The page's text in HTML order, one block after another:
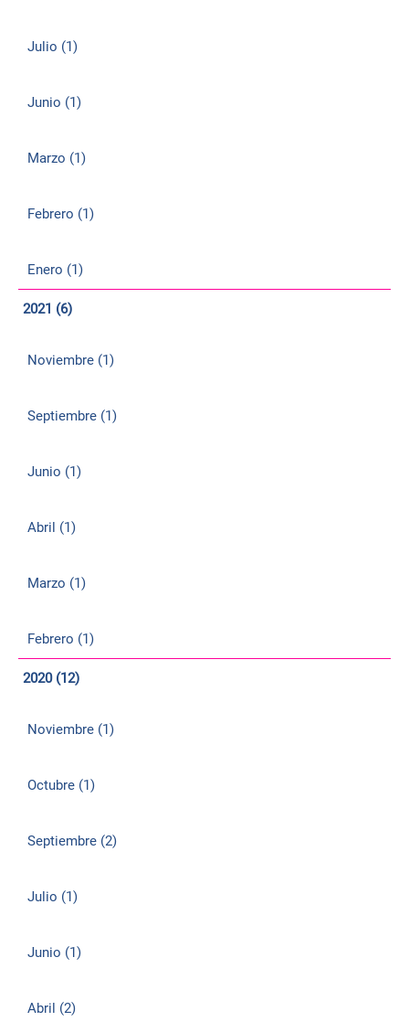
Julio (1)
Junio (1)
Marzo (1)
Febrero (1)
Enero (1)
2021 (6)
Noviembre (1)
Septiembre (1)
Junio (1)
Abril (1)
Marzo (1)
Febrero (1)
2020 (12)
Noviembre (1)
Octubre (1)
Septiembre (2)
Julio (1)
Junio (1)
Abril (2)